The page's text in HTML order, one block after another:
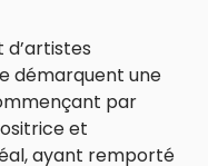
démarquent une
par
et
ayant remporté